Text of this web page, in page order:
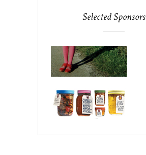
Selected Sponsors